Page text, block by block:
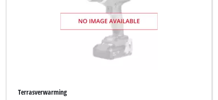
Einhell Heating
Terrasverwarming